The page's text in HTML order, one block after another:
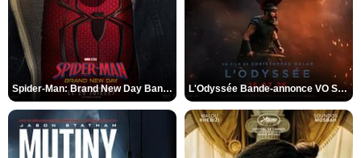
Spider-Man: Brand New Day Bande-annonce VO STFR L'Odyssée Bande-annonce VO STFR